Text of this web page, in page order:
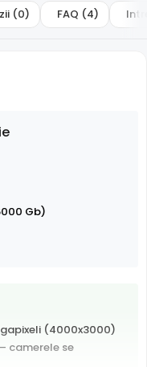
(0) FAQ (4)
Gb)
(4000x3000)
camerele se